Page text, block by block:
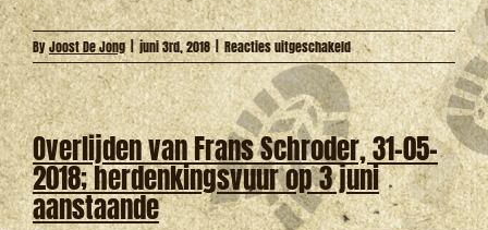
ByJoost De Jong | juni 3rd, 2018 Reacties uitgeschakeldvoor
Scouts
Opkomst
2
juni
2018
(Houtbewerken)
Overlijden van Frans Schroder, 31-05-
2018; herdenkingsvuur op 3 juni
aanstaande